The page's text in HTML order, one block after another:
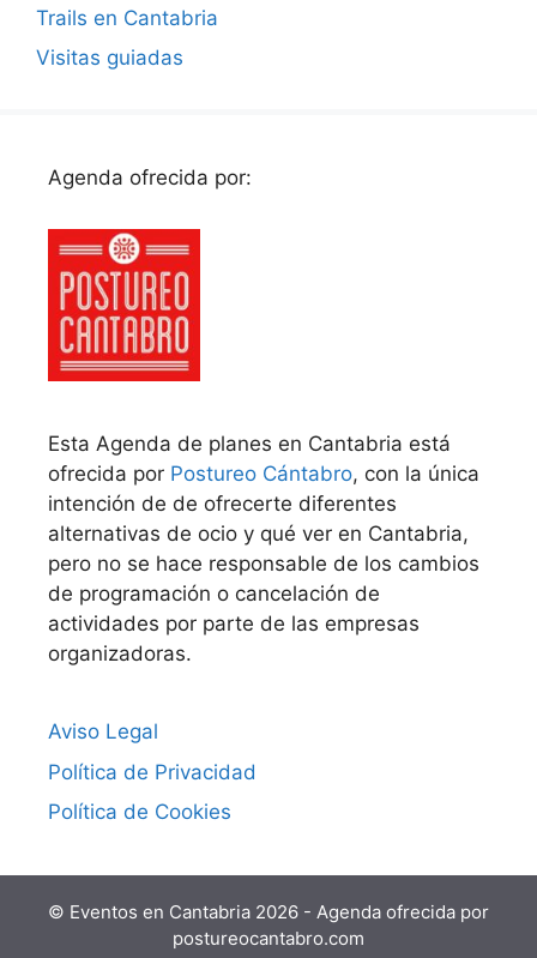
Trails en Cantabria
Visitas guiadas
Agenda ofrecida por:
Esta Agenda de planes en Cantabria está
ofrecida por Postureo Cántabro, con la única
intención de de ofrecerte diferentes
alternativas de ocio y qué ver en Cantabria,
pero no se hace responsable de los cambios
de programación o cancelación de
actividades por parte de las empresas
organizadoras.
Aviso Legal
Política de Privacidad
Política de Cookies
© Eventos en Cantabria 2026 - Agenda ofrecida por
postureocantabro.com